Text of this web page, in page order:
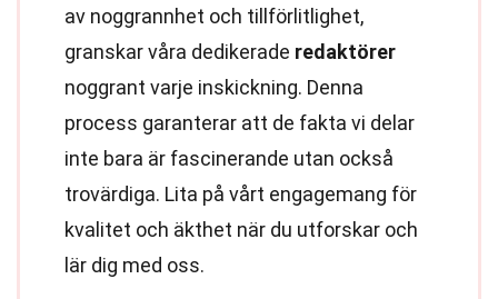
av noggrannhet och tillförlitlighet,
granskar våra dedikerade redaktörer
noggrant varje inskickning. Denna
process garanterar att de fakta vi delar
inte bara är fascinerande utan också
trovärdiga. Lita på vårt engagemang för
kvalitet och äkthet när du utforskar och
lär dig med oss.